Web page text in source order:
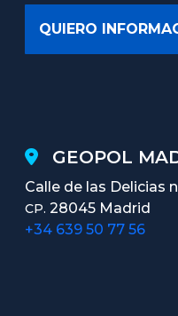
GEOPOL
Calle de las Delicias
CP. 28045 Madrid
+34 639 50 77 56